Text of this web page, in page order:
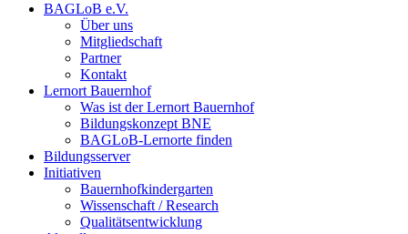
BAGLoB e.V.
Über uns
Mitgliedschaft
Partner
Kontakt
Lernort Bauernhof
Was ist der Lernort Bauernhof
Bildungskonzept BNE
BAGLoB-Lernorte finden
Bildungsserver
Initiativen
Bauernhofkindergarten
Wissenschaft / Research
Qualitätsentwicklung